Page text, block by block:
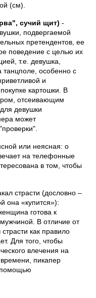
(см).
сучий щит) -
подвергаемой
претендентов, ее
поведение с целью их
т.е. девушка,
танцполе, особенно с
и
картошки. В
отсеивающим
девушки
может
или неясная: о
на телефонные
в том, чтобы
страсти (дословно –
она «купится»):
готова к
В отличие от
как правило
Для того, чтобы
влечения на
пикапер
помощью